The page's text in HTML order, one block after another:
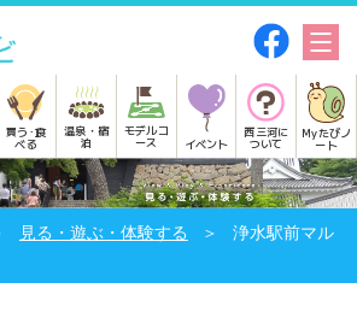
買う･食
べる
温泉・宿
泊
モデルコ
ース イベント
西三河に
ついて
Myたびノ
ート
見る・遊ぶ・体験する
浄水駅前マル